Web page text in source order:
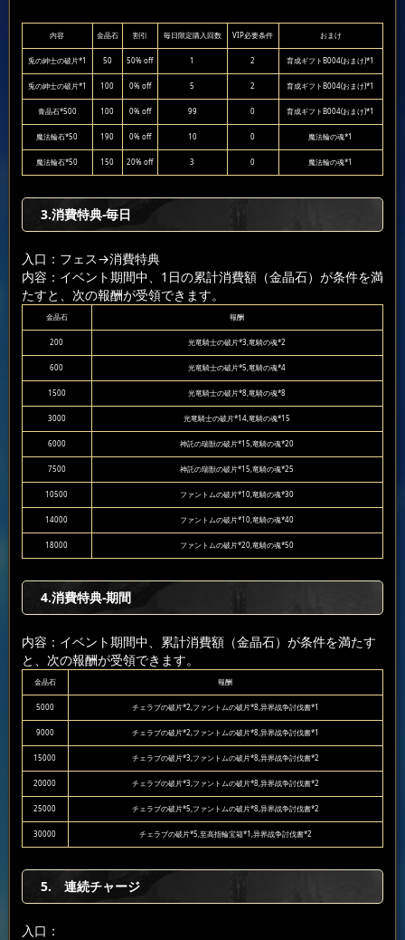
内容 金晶石 割引 毎日限定購入回数 VIP必要条件 おまけ
兎の紳士の破片*1 50 50% off 1 2 育成ギフトB004(おまけ)*1
兎の紳士の破片*1 100 0% off 5 2 育成ギフトB004(おまけ)*1
青晶石*500 100 0% off 99 0 育成ギフトB004(おまけ)*1
魔法輪石*50 190 0% off 10 0 魔法輪の魂*1
魔法輪石*50 150 20% off 3 0 魔法輪の魂*1
3.消費特典-毎日
入口：フェス→消費特典
内容：イベント期間中、1日の累計消費額（金晶石）が条件を満
たすと、次の報酬が受領できます。
金晶石 報酬
200 光竜騎士の破片*3,竜騎の魂*2
600 光竜騎士の破片*5,竜騎の魂*4
1500 光竜騎士の破片*8,竜騎の魂*8
3000 光竜騎士の破片*14,竜騎の魂*15
6000 神託の瑞獣の破片*15,竜騎の魂*20
7500 神託の瑞獣の破片*15,竜騎の魂*25
10500 ファントムの破片*10,竜騎の魂*30
14000 ファントムの破片*10,竜騎の魂*40
18000 ファントムの破片*20,竜騎の魂*50
4.消費特典-期間
内容：イベント期間中、累計消費額（金晶石）が条件を満たす
と、次の報酬が受領できます。
金晶石 報酬
5000 チェラブの破片*2,ファントムの破片*8,异界战争討伐書*1
9000 チェラブの破片*2,ファントムの破片*8,异界战争討伐書*1
15000 チェラブの破片*3,ファントムの破片*8,异界战争討伐書*2
20000 チェラブの破片*3,ファントムの破片*8,异界战争討伐書*2
25000 チェラブの破片*5,ファントムの破片*8,异界战争討伐書*2
30000 チェラブの破片*5,至高指輪宝箱*1,异界战争討伐書*2
5. 連続チャージ
入口：